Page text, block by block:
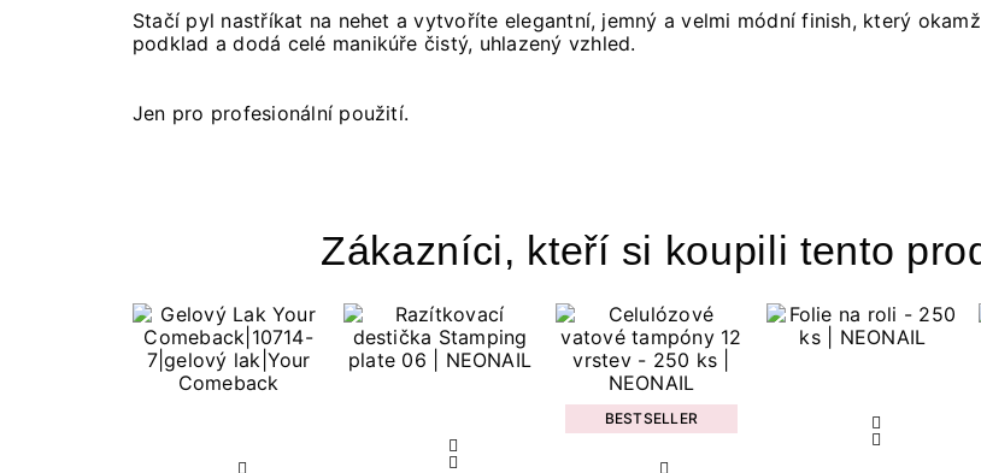
Stačí pyl nastříkat na nehet a vytvoříte elegantní, jemný a velmi módní finish, který
podklad a dodá celé manikúře čistý, uhlazený vzhled.
Jen pro profesionální použití.
Zákazníci, kteří si koupili tento
BESTSELLER